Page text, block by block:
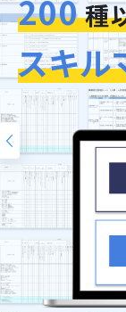
200 種
スキル
今お
そのま